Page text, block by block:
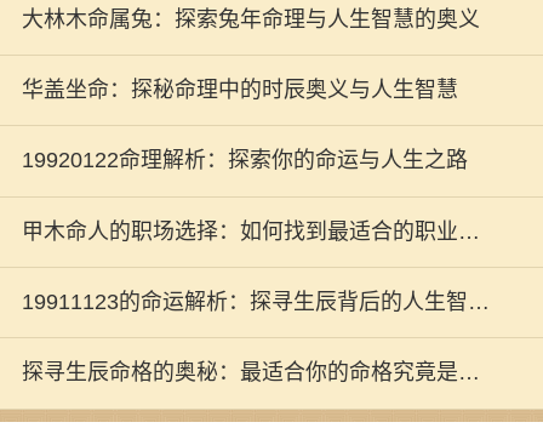
大林木命属兔：探索兔年命理与人生智慧的奥义
华盖坐命：探秘命理中的时辰奥义与人生智慧
19920122命理解析：探索你的命运与人生之路
甲木命人的职场选择：如何找到最适合的职业发
展之路
19911123的命运解析：探寻生辰背后的人生智慧
与秘境
探寻生辰命格的奥秘：最适合你的命格究竟是什